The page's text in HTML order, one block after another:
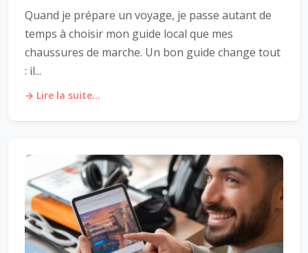
Quand je prépare un voyage, je passe autant de
temps à choisir mon guide local que mes
chaussures de marche. Un bon guide change tout
: il...
→ Lire la suite...